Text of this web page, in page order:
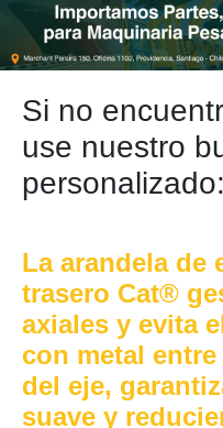
Si no
use nuestro
personalizado:
La arandela de
trasero Cat®
axiales y evita
con metal
del eje,
suave y